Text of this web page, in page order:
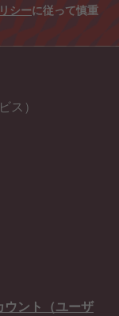
シーに従って慎重
ス）
ウント（ユーザ